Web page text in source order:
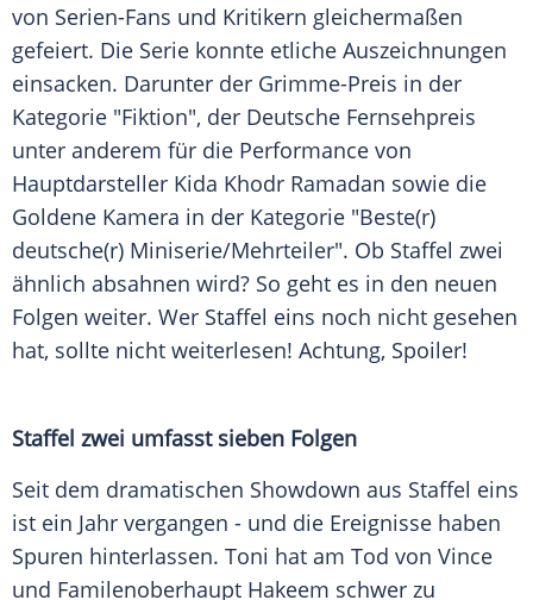
von Serien-Fans und Kritikern gleichermaßen
gefeiert. Die Serie konnte etliche Auszeichnungen
einsacken. Darunter der Grimme-Preis in der
Kategorie "Fiktion", der Deutsche Fernsehpreis
unter anderem für die Performance von
Hauptdarsteller Kida Khodr Ramadan sowie die
Goldene Kamera in der Kategorie "Beste(r)
deutsche(r) Miniserie/Mehrteiler". Ob Staffel zwei
ähnlich absahnen wird? So geht es in den neuen
Folgen weiter. Wer Staffel eins noch nicht gesehen
hat, sollte nicht weiterlesen! Achtung, Spoiler!
Staffel zwei umfasst sieben Folgen
Seit dem dramatischen Showdown aus Staffel eins
ist ein Jahr vergangen - und die Ereignisse haben
Spuren hinterlassen. Toni hat am Tod von Vince
und Familenoberhaupt Hakeem schwer zu